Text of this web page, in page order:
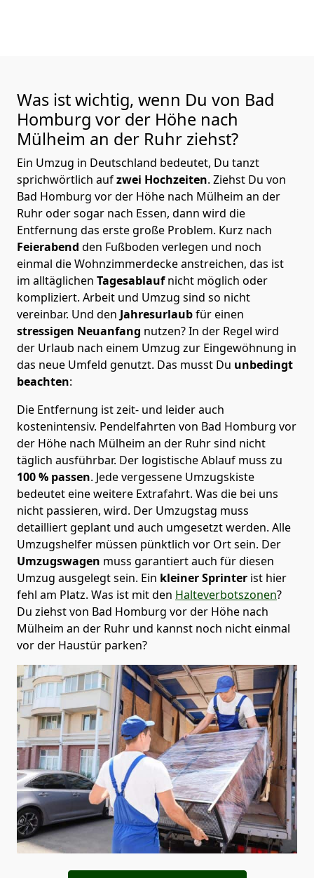
Was ist wichtig, wenn Du von Bad
Homburg vor der Höhe nach
Mülheim an der Ruhr ziehst?
Ein Umzug in Deutschland bedeutet, Du tanzt
sprichwörtlich aufzwei Hochzeiten. Ziehst Du von
Bad Homburg vor der Höhe nach Mülheim an der
Ruhr oder sogar nach Essen, dann wird die
Entfernung das erste große Problem. Kurz nach
Feierabend den Fußboden verlegen und noch
einmal die Wohnzimmerdecke anstreichen, das ist
im alltäglichen Tagesablaufnicht möglich oder
kompliziert. Arbeit und Umzug sind so nicht
vereinbar. Und den Jahresurlaubfür einen
stressigen Neuanfang nutzen? In der Regel wird
der Urlaub nach einem Umzug zur Eingewöhnung in
das neue Umfeld genutzt. Das musst Du unbedingt
beachten:
Die Entfernung ist zeit- und leider auch
kostenintensiv. Pendelfahrten von Bad Homburg vor
der Höhe nach Mülheim an der Ruhr sind nicht
täglich ausführbar. Der logistische Ablauf muss zu
100 % passen. Jede vergessene Umzugskiste
bedeutet eine weitere Extrafahrt. Was die bei uns
nicht passieren, wird. Der Umzugstag muss
detailliert geplant und auch umgesetzt werden. Alle
Umzugshelfer müssen pünktlich vor Ort sein. Der
Umzugswagen muss garantiert auch für diesen
Umzug ausgelegt sein. Ein kleiner Sprinter ist hier
fehl am Platz. Was ist mit den Halteverbotszonen?
Du ziehst von Bad Homburg vor der Höhe nach
Mülheim an der Ruhr und kannst noch nicht einmal
vor der Haustür parken?